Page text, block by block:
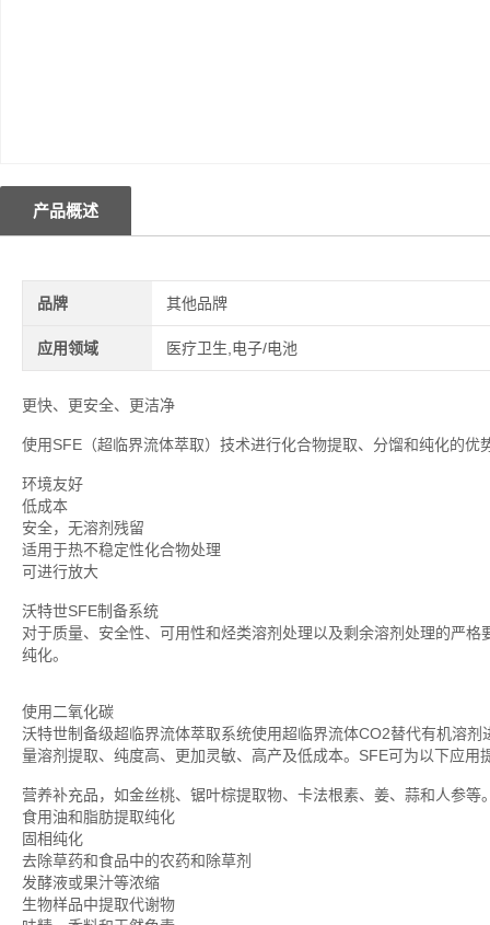
产品概述
品牌 其他品牌
应用领域 医疗卫生,电子/电池
更快、更安全、更洁净
使用SFE（超临界流体萃取）技术进行化合物提取、分馏和纯化的优
环境友好
低成本
安全，无溶剂残留
适用于热不稳定性化合物处理
可进行放大
沃特世SFE制备系统
对于质量、安全性、可用性和烃类溶剂处理以及剩余溶剂处理的严
纯化。
使用二氧化碳
沃特世制备级超临界流体萃取系统使用超临界流体CO2替代有机溶
量溶剂提取、纯度高、更加灵敏、高产及低成本。SFE可为以下应用
营养补充品，如金丝桃、锯叶棕提取物、卡法根素、姜、蒜和人参等
食用油和脂肪提取纯化
固相纯化
去除草药和食品中的农药和除草剂
发酵液或果汁等浓缩
生物样品中提取代谢物